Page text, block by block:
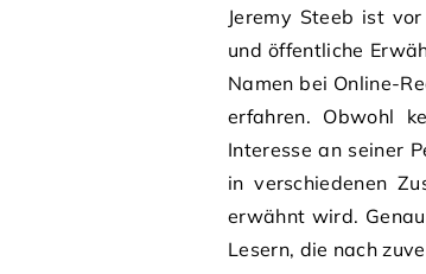
Jeremy Steeb ist
und öffentliche
Namen bei Online-
erfahren. Obwohl
Interesse an seiner
in verschiedenen
erwähnt wird.
Lesern, die nach